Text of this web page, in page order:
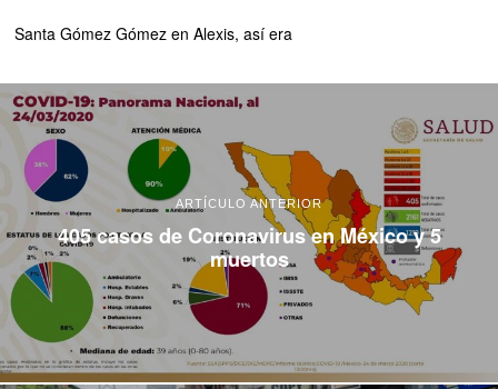
Santa Gómez Gómez enAlexis, así era
ARTÍCULO ANTERIOR
405 casos de Coronavirus en México y 5
muertos